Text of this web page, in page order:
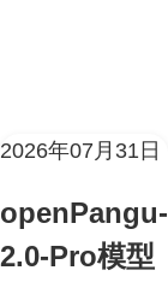
2026年07月31日
openPangu-
2.0-Pro模型